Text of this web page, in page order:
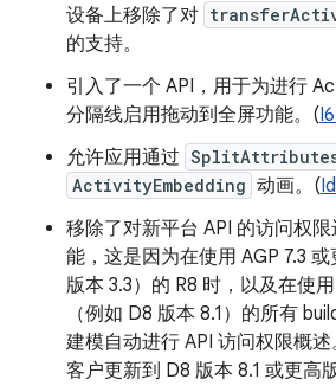
设备上移除了对
的支持。
引入了一个 API，用于为进行
分隔线启用拖动到全屏功能。(
允许应用通过
ActivityEmbedding 动画。(
移除了对新平台 API 的访问权
能，这是因为在使用 AGP 7.3
版本 3.3）的 R8 时，以及在使
（例如 D8 版本 8.1）的所有
建模自动进行 API 访问权限概
客户更新到 D8 版本 8.1 或更高